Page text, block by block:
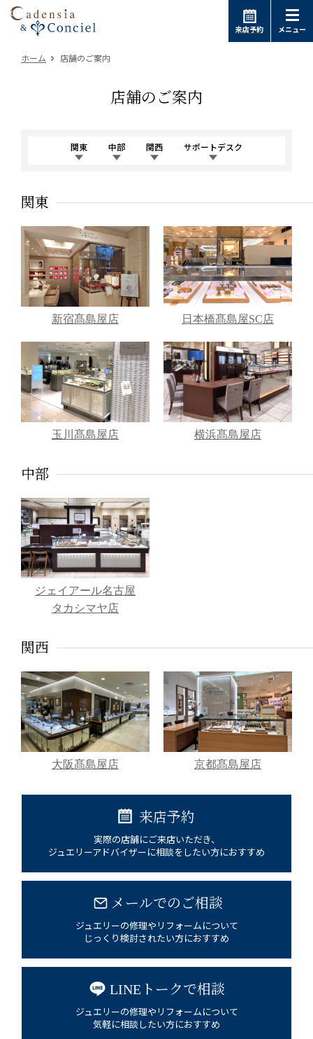
来店予約 メニュー
ホーム 店舗のご案内
店舗のご案内
関東 中部 関西 サポートデスク
関東
新宿髙島屋店 日本橋髙島屋SC店
玉川髙島屋店 横浜髙島屋店
中部
ジェイアール名古屋
タカシマヤ店
関西
大阪髙島屋店 京都髙島屋店
来店予約
実際の店舗にご来店いただき、
ジュエリーアドバイザーに相談をしたい方におすすめ
メールでのご相談
ジュエリーの修理やリフォームについて
じっくり検討されたい方におすすめ
LINEトークで相談
ジュエリーの修理やリフォームについて
気軽に相談したい方におすすめ